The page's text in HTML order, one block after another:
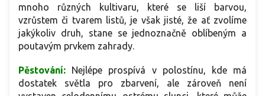
mnoho různých kultivaru, které se liší barvou,
vzrůstem či tvarem listů, je však jisté, že ať zvolíme
jakýkoliv druh, stane se jednoznačně oblíbeným a
poutavým prvkem zahrady.
Pěstování: Nejlépe prospívá v polostínu, kde má
dostatek světla pro zbarvení, ale zároveň není